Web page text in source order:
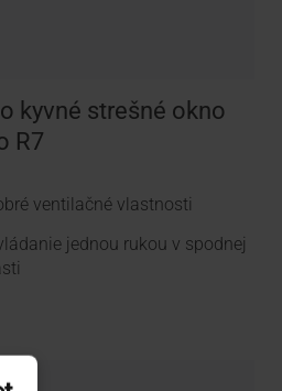
kyvné strešné okno
R7
ventilačné vlastnosti
jednou rukou v spodnej